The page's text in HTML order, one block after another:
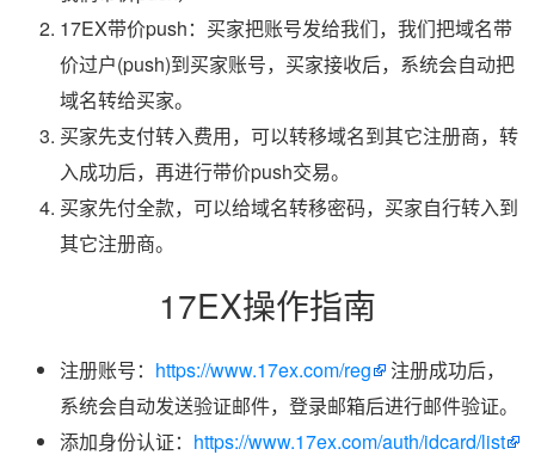
17EX带价push：买家把账号发给我们，我们把域名带
价过户(push)到买家账号，买家接收后，系统会自动把
域名转给买家。
买家先支付转入费用，可以转移域名到其它注册商，转
入成功后，再进行带价push交易。
买家先付全款，可以给域名转移密码，买家自行转入到
其它注册商。
17EX操作指南
注册账号： https://www.17ex.com/reg
注册成功后，
系统会自动发送验证邮件，登录邮箱后进行邮件验证。
添加身份认证： https://www.17ex.com/auth/idcard/list